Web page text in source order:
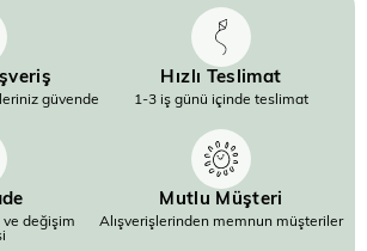
güvende
Hızlı Teslimat
1-3 iş günü içinde teslimat
değişim
Mutlu Müşteri
Alışverişlerinden memnun müşteriler